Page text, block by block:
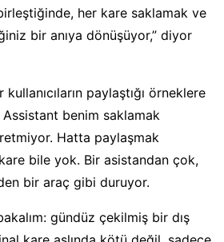
her kare saklamak ve
bir anıya dönüşüyor,” diyor
paylaştığı örneklere
Assistant benim saklamak
Hatta paylaşmak
bile yok. Bir asistandan çok,
bir araç gibi duruyor.
gündüz çekilmiş bir dış